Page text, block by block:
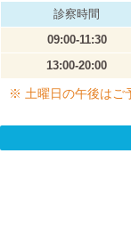
診察時間
09:00-11:30
13:00-20:00
※ 土曜日の午後はご